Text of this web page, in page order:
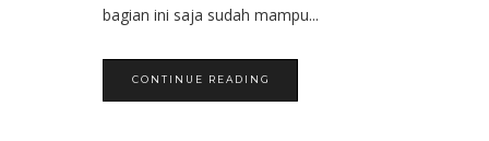
bagian ini saja sudah mampu...
CONTINUE READING